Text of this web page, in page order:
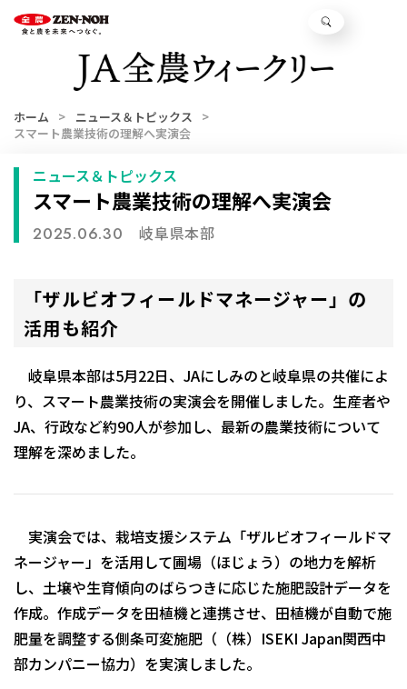
ホーム
ニュース＆トピックス
スマート農業技術の理解へ実演会
ニュース＆トピックス
スマート農業技術の理解へ実演会
2025.06.30 岐阜県本部
「ザルビオフィールドマネージャー」の
活用も紹介
岐阜県本部は5月22日、JAにしみのと岐阜県の共催によ
り、スマート農業技術の実演会を開催しました。生産者や
JA、行政など約90人が参加し、最新の農業技術について
理解を深めました。
実演会では、栽培支援システム「ザルビオフィールドマ
ネージャー」を活用して圃場（ほじょう）の地力を解析
し、土壌や生育傾向のばらつきに応じた施肥設計データを
作成。作成データを田植機と連携させ、田植機が自動で施
肥量を調整する側条可変施肥（（株）ISEKI Japan関西中
部カンパニー協力）を実演しました。